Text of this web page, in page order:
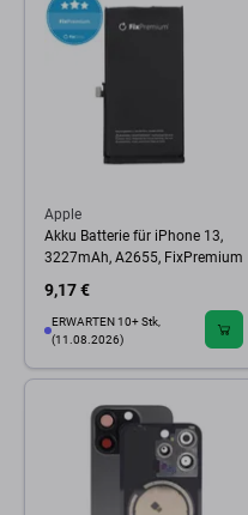
Apple
Akku Batterie für iPhone 13,
3227mAh, A2655, FixPremium
9,17 €
ERWARTEN 10+ Stk,
(11.08.2026)